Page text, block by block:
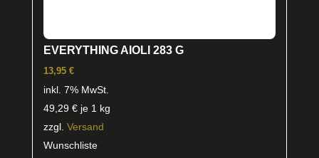
EVERYTHING AIOLI 283 G
13,95 €
inkl. 7% MwSt.
49,29 €je 1 kg
zzgl. Versand
Wunschliste